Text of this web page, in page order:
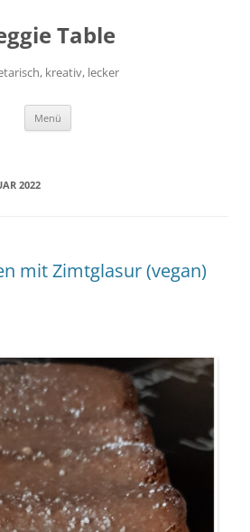
Table
kreativ, lecker
Menü
2022
mit Zimtglasur (vegan)